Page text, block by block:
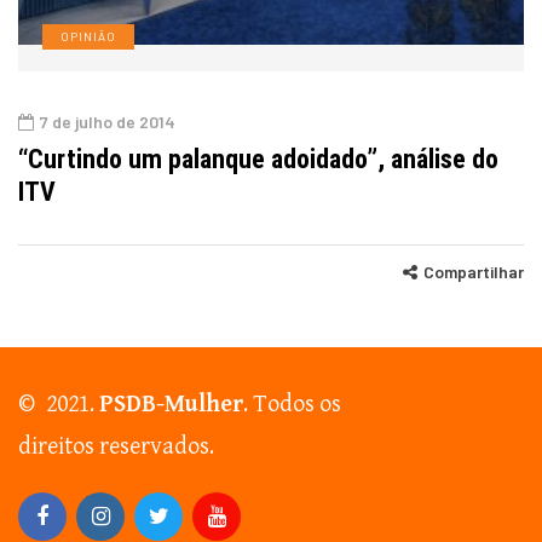
OPINIÃO
7 de julho de 2014
“Curtindo um palanque adoidado”, análise do
ITV
Compartilhar
© 2021.PSDB-Mulher. Todos os
direitos reservados.